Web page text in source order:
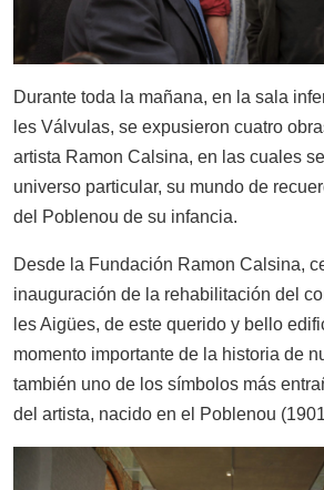
Durante toda la mañana, en la sala
les Válvulas, se expusieron cuatro
artista Ramon Calsina, en las cuales
universo particular, su mundo de
del Poblenou de su infancia.
Desde la Fundación Ramon Calsina,
inauguración de la rehabilitación del
les Aigües, de este querido y bello
momento importante de la historia de
también uno de los símbolos más
del artista, nacido en el Poblenou